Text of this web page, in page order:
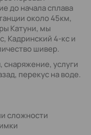
до начала сплава
около 45км,
Катуни, мы
Кадринский 4-кс и
шивер.
снаряжение, услуги
перекус на воде.
сложности